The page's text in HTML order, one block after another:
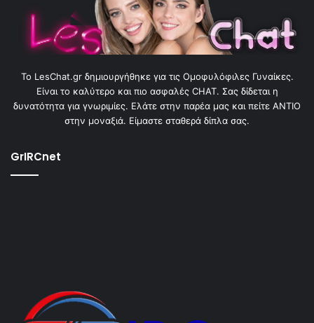
To LesChat.gr δημιουργήθηκε για τις Ομοφυλόφιλες Γυναίκες.
Είναι το καλύτερο και πιο ασφαλές CHAT. Σας δίδεται η
δυνατότητα για γνωριμίες. Ελάτε στην παρέα μας και πείτε ΑΝΤΙΟ
στην μοναξιά. Είμαστε σταθερά δίπλα σας.
GrIRCnet